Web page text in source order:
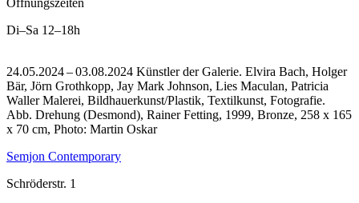
Öffnungszeiten
Di–Sa 12–18h
24.05.2024 – 03.08.2024 Künstler der Galerie. Elvira Bach, Holger
Bär, Jörn Grothkopp, Jay Mark Johnson, Lies Maculan, Patricia
Waller Malerei, Bildhauerkunst/Plastik, Textilkunst, Fotografie.
Abb. Drehung (Desmond), Rainer Fetting, 1999, Bronze, 258 x 165
x 70 cm, Photo: Martin Oskar
Semjon Contemporary
Schröderstr. 1